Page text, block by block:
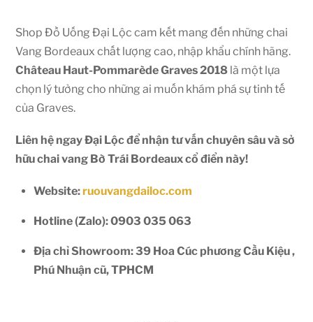
Shop Đồ Uống Đại Lộc cam kết mang đến những chai
Vang Bordeaux chất lượng cao, nhập khẩu chính hãng.
Château Haut-Pommarède Graves 2018 là một lựa
chọn lý tưởng cho những ai muốn khám phá sự tinh tế
của Graves.
Liên hệ ngay Đại Lộc để nhận tư vấn chuyên sâu và sở
hữu chai vang Bờ Trái Bordeaux cổ điển này!
Website: ruouvangdailoc.com
Hotline (Zalo): 0903 035 063
Địa chỉ Showroom: 39 Hoa Cúc phương Cầu Kiệu ,
Phú Nhuận cũ, TPHCM